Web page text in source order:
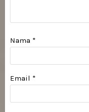
Nama *
Email *